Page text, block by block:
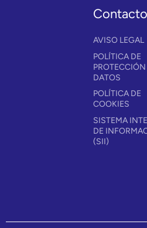
AVISO LEGAL
POLÍTICA DE
PROTECCIÓN
DATOS
POLÍTICA DE
COOKIES
SISTEMA
DE
(SII)